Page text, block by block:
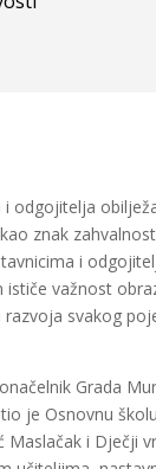
i odgojitelja
znak
i
ističe važnost
svakog
Grada
je Osnovnu
Maslačak i Dječji